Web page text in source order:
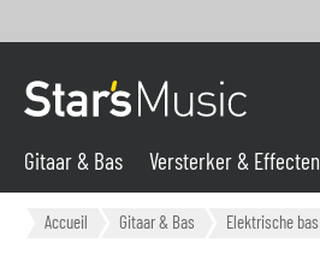
Gitaar & Bas
Gitaar & Bas Versterker & Effecten
Accueil Gitaar & Bas Elektrische bas